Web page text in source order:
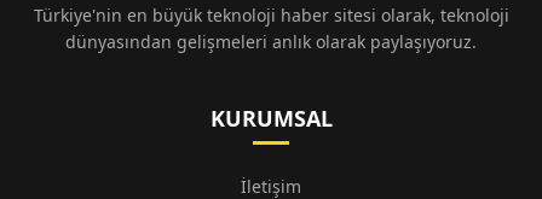
Türkiye'nin en büyük teknoloji haber sitesi olarak, teknoloji
dünyasından gelişmeleri anlık olarak paylaşıyoruz.
KURUMSAL
İletişim